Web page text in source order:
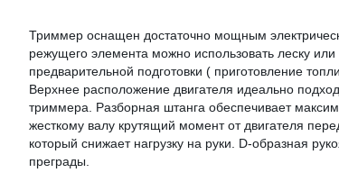
Триммер оснащен достаточно мощным
режущего элемента можно использовать леску
предварительной подготовки ( приготовление
Верхнее расположение двигателя идеально
триммера. Разборная штанга обеспечивает
жесткому валу крутящий момент от двигателя
который снижает нагрузку на руки. D-образная
преграды.